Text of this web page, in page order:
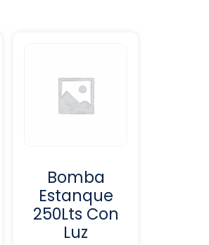
Bomba
Estanque
250Lts Con
Luz